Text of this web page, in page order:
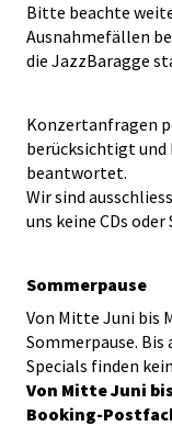
Bitte beachte
Ausnahmefällen
die JazzBaragge
Konzertanfragen
berücksichtigt und
beantwortet.
Wir sind
uns keine CDs
Sommerpause
Von Mitte Juni bis
Sommerpause.
Specials finden
Von Mitte Juni
Booking-